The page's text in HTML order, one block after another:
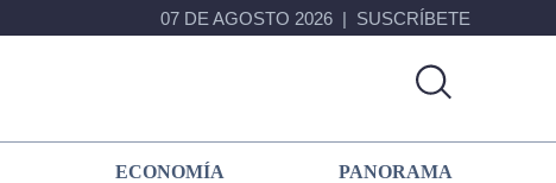
07 DE AGOSTO 2026 SUSCRÍBETE
ECONOMÍA PANORAMA